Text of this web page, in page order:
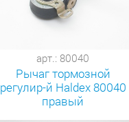
арт.: 80040
Рычаг тормозной
регулир-й Haldex 80040
правый